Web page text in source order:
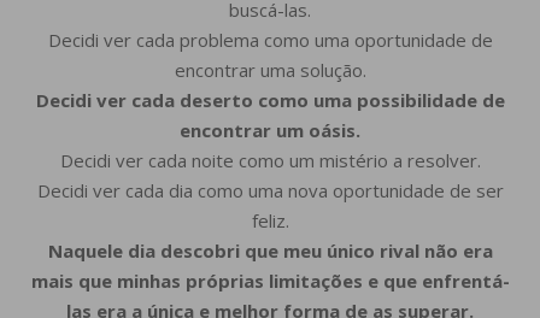
buscá-las.
Decidi ver cada problema como uma oportunidade de
encontrar uma solução.
Decidi ver cada deserto como uma possibilidade de
encontrar um oásis.
Decidi ver cada noite como um mistério a resolver.
Decidi ver cada dia como uma nova oportunidade de ser
feliz.
Naquele dia descobri que meu único rival não era
mais que minhas próprias limitações e que enfrentá-
las era a única e melhor forma de as superar.